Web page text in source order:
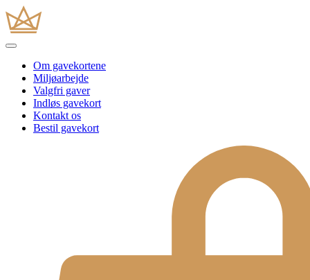
Om gavekortene
Miljøarbejde
Valgfri gaver
Indløs gavekort
Kontakt os
Bestil gavekort